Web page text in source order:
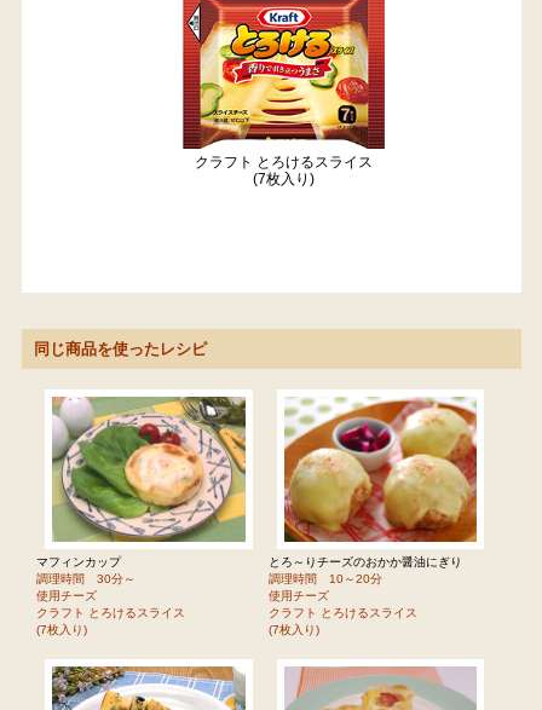
クラフト とろけるスライス
(7枚入り)
同じ商品を使ったレシピ
マフィンカップ
調理時間 30分～
使用チーズ
クラフト とろけるスライス
(7枚入り)
とろ～りチーズのおかか醤油にぎり
調理時間 10～20分
使用チーズ
クラフト とろけるスライス
(7枚入り)